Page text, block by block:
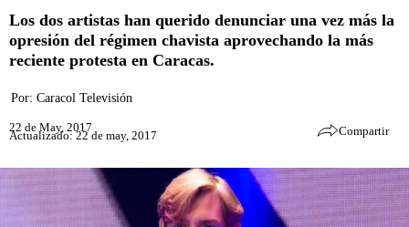
Los dos artistas han querido denunciar una vez más la
opresión del régimen chavista aprovechando la más
reciente protesta en Caracas.
Por: Caracol Televisión
22 de May, 2017
Actualizado: 22 de may, 2017 Compartir